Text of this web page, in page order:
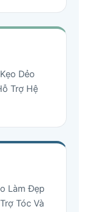
Dẻo
Trợ Hệ
Làm Đẹp
Tóc Và